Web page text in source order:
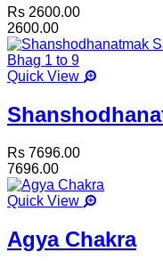
Rs 2600.00
2600.00
Quick View
Rs 7696.00
7696.00
Quick View
Agya Chakra